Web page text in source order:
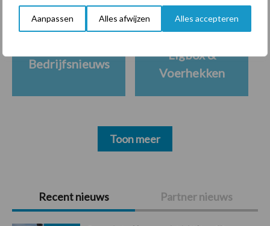
Aanpassen Alles afwijzen Alles accepteren
Primaire
Sidebar
Recent nieuws Partner nieuws
Bedrijfsnieuws
Ligbox &
Voerhekken
Toon meer